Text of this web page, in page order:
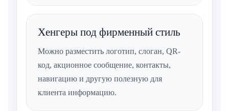
Хенгеры под фирменный стиль
Можно разместить логотип, слоган, QR-
код, акционное сообщение, контакты,
навигацию и другую полезную для
клиента информацию.